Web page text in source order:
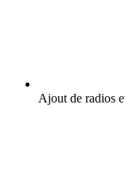
Ajout de radios